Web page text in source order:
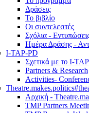
Δράσεις
Το βιβλίο
Οι συντελεστές
Σχόλια -
Ημέρα Δράσης -
I-TAP-PD
Σχετικά με το I-
Partners & Research
Activities-
Αρχική -
TMP Partners